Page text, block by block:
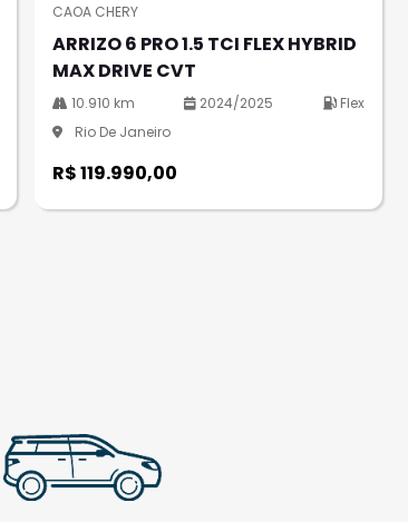
CAOA CHERY
ARRIZO 6 PRO 1.5 TCI FLEX HYBRID
MAX DRIVE CVT
10.910 km 2024/2025
Flex
Rio De Janeiro
R$ 119.990,00